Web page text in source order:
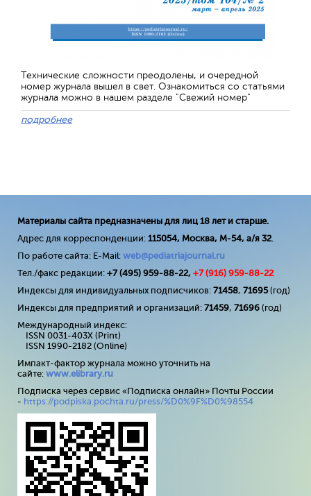
Технические сложности преодолены, и очередной
номер журнала вышел в свет. Ознакомиться со статьями
журнала можно в нашем разделе "Свежий номер"
подробнее
Материалы сайта предназначены для лиц 18 лет и старше.
Адрес для корреспонденции: 115054, Москва, М-54, а/я 32.
По работе сайта: E-Mail: web@pediatriajournal.ru
Тел./факс редакции: +7 (495) 959-88-22, +7 (916) 959-88-22
Индексы для индивидуальных подписчиков: 71458, 71695(год)
Индексы для предприятий и организаций: 71459, 71696 (год)
Международный индекс:
ISSN 0031-403X (Print)
ISSN 1990-2182 (Online)
Импакт-фактор журнала можно уточнить на
сайте: www.elibrary.ru
Подписка через сервис «Подписка онлайн» Почты России
- https://podpiska.pochta.ru/press/%D0%9F%D0%98554